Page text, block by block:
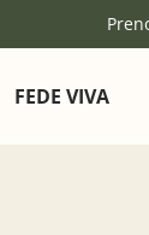
FEDE VIVA